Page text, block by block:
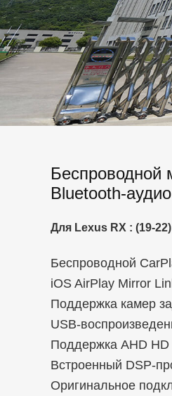
Беспроводной
Bluetooth-
Для Lexus RX : (19-
Беспроводной
iOS AirPlay Mirror
Поддержка камер
USB-
Поддержка AHD
Встроенный DSP-
Оригинальное